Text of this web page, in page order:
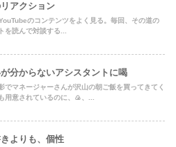
アクション
のコンテンツをよく見る。毎回、その道の
を読んで対談する...
分からないアシスタントに喝
でマネージャーさんが沢山の朝ご飯を買ってきてく
用意されているのに、🍙、...
よりも、個性